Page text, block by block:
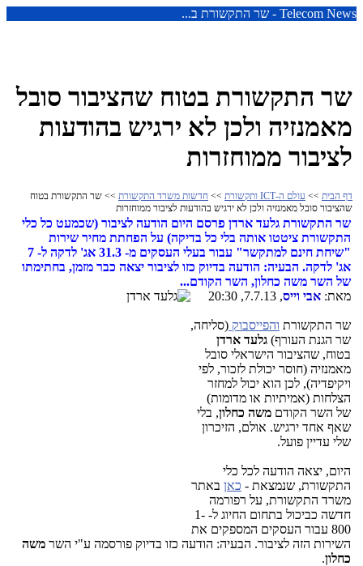
Telecom News - שר התקשורת ב...
שר התקשורת בטוח שהציבור סובל
מאמנזיה ולכן לא ירגיש בהודעות
לציבור ממוחזרות
דף הבית >> עולם ה-ICT ותקשורת >> חדשות משרד התקשורת >> שר התקשורת בטוח
שהציבור סובל מאמנזיה ולכן לא ירגיש בהודעות לציבור ממוחזרות
שר התקשורת גלעד ארדן פרסם היום הודעה לציבור (שכמעט כל כלי
התקשורת ציטטו אותה בלי כל בדיקה) על הפחתת מחיר שירות
"שיחת חינם למתקשר" עבור בעלי העסקים מ- 31.3 אג' לדקה ל- 7
אג' לדקה. הבעיה: הודעה בדיוק כזו לציבור יצאה כבר מזמן, בחתימתו
של השר משה כחלון, השר הקודם...
מאת: אבי וייס, 7.7.13, 20:30
שר התקשורת והפייסבוק (סליחה,
שר הגנת העורף) גלעד ארדן
בטוח, שהציבור הישראלי סובל
מאמנזיה (חוסר יכולת לזכור, לפי
ויקיפדיה), לכן הוא יכול למחזר
הצלחות (אמיתיות או מדומות)
של השר הקודם משה כחלון, בלי
שאף אחד ירגיש. אולם, הזיכרון
שלי עדיין פועל.
היום, יצאה הודעה לכל כלי
התקשורת, שנמצאת - כאן באתר
משרד התקשורת, על רפורמה
חדשה כביכול בתחום החיוג ל- 1-
800 עבור העסקים המספקים את
השירות הזה לציבור. הבעיה: הודעה כזו בדיוק פורסמה ע"י השר משה
כחלון.